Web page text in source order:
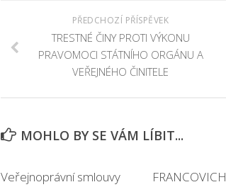
PŘEDCHOZÍ PŘÍSPĚVEK
TRESTNÉ ČINY PROTI VÝKONU
PRAVOMOCI STÁTNÍHO ORGÁNU A
VEŘEJNÉHO ČINITELE
MOHLO BY SE VÁM LÍBIT...
Veřejnoprávní smlouvy FRANCOVICH